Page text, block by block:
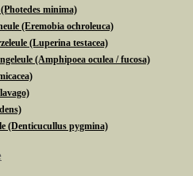
minima)
(Eremobia ochroleuca)
(Luperina testacea)
(Amphipoea oculea / fucosa)
(Denticucullus pygmina)